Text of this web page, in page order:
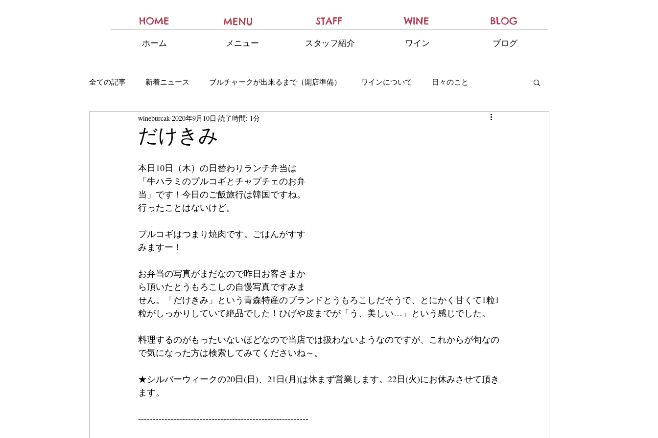
HOME MENU STAFF WINE BLOG
ホーム メニュー スタッフ紹介 ワイン ブログ
全ての記事 新着ニュース ブルチャークが出来るまで（開店準備） ワインについて 日々のこと
だけきみ
wineburcak 2020年9月10日 読了時間: 1分
本日10日（木）の日替わりランチ弁当は
「牛ハラミのプルコギとチャプチェのお弁
当」です！今日のご飯旅行は韓国ですね。
行ったことはないけど。
プルコギはつまり焼肉です。ごはんがすす
みますー！
お弁当の写真がまだなので昨日お客さまか
ら頂いたとうもろこしの自慢写真ですみま
せん。「だけきみ」という青森特産のブランドとうもろこしだそうで、とにかく甘くて1粒1
粒がしっかりしていて絶品でした！ひげや皮までが「う、美しい…」という感じでした。
料理するのがもったいないほどなので当店では扱わないようなのですが、これからが旬なの
で気になった方は検索してみてくださいね～。
★シルバーウィークの20日(日)、21日(月)は休まず営業します。22日(火)にお休みさせて頂き
ます。
----------------------------------------------------------